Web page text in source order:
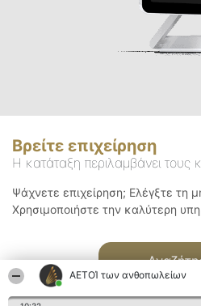
ΑΕΤΟΊ των ανθοπωλείων
Βρείτε επιχείρηση
Η κατάταξη περιλαμβάνει τους
Ψάχνετε επιχείρηση; Ελέγξτε τη
Χρησιμοποιήστε την καλύτερη